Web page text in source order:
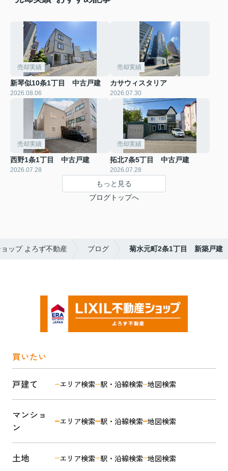
売却実績
新琴似10条1丁目 中古戸建
2026.08.06
売却実績
カサウィスタリア
2026.07.30
売却実績
西野1条1丁目 中古戸建
2026.07.28
売却実績
拓北7条5丁目 中古戸建
2026.07.28
もっと見る
ブログトップへ
ップ よろず不動産 ブログ 菊水元町2条1丁目 新築戸建
買いたい
戸建て エリア検索 駅・沿線検索 地図検索
マンショ
ン
エリア検索 駅・沿線検索 地図検索
土地 エリア検索 駅・沿線検索 地図検索